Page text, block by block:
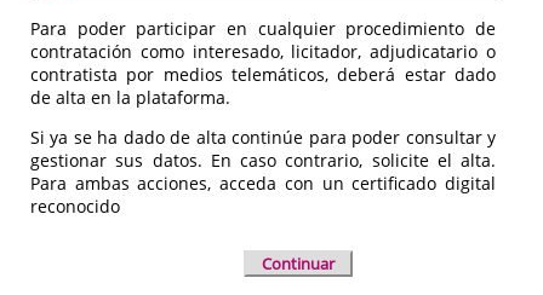
Para poder participar en cualquier procedimiento de
contratación como interesado, licitador, adjudicatario o
contratista por medios telemáticos, deberá estar dado
de alta en la plataforma.
Si ya se ha dado de alta continúe para poder consultar y
gestionar sus datos. En caso contrario, solicite el alta.
Para ambas acciones, acceda con un certificado digital
reconocido
Continuar